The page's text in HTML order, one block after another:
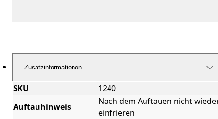
Zusatzinformationen
SKU
1240
Auftauhinweis
Nach dem Auftauen nicht
einfrieren